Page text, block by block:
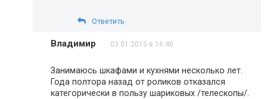
Ответить
Владимир 03.01.2015 в 16:40
Занимаюсь шкафами и кухнями несколько лет.
Года полтора назад от роликов отказался
категорически в пользу шариковых /телескопы/.